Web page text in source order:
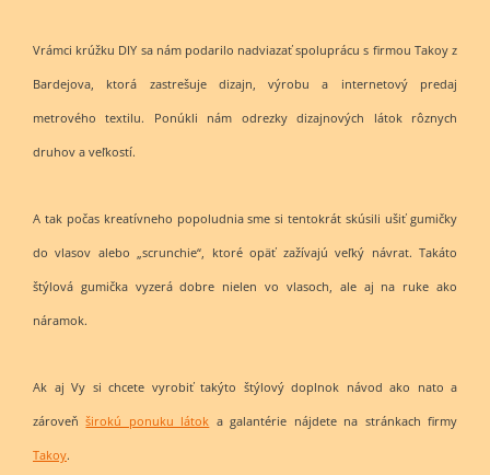
Vrámci krúžku DIY sa nám podarilo nadviazať spoluprácu s firmou Takoy z
Bardejova, ktorá zastrešuje dizajn, výrobu a internetový predaj
metrového textilu. Ponúkli nám odrezky dizajnových látok rôznych
druhov a veľkostí.
A tak počas kreatívneho popoludnia sme si tentokrát skúsili ušiť gumičky
do vlasov alebo „scrunchie“, ktoré opäť zažívajú veľký návrat. Takáto
štýlová gumička vyzerá dobre nielen vo vlasoch, ale aj na ruke ako
náramok.
Ak aj Vy si chcete vyrobiť takýto štýlový doplnok návod ako nato a
zároveňširokú ponuku látok a galantérie nájdete na stránkach firmy
Takoy.